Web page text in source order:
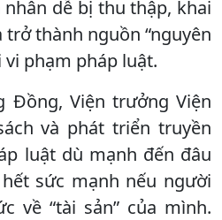
dễ bị thu thập, khai
thành nguồn “nguyên
vi phạm pháp luật.
Đồng, Viện trưởng Viện
và phát triển truyền
luật dù mạnh đến đâu
sức mạnh nếu người
về “tài sản” của mình.